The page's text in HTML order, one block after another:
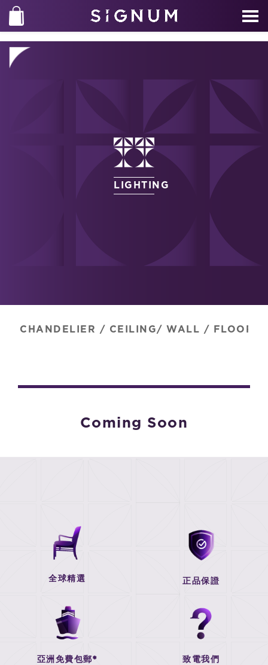
LIGHTING
CHANDELIER / CEILING/ WALL / FLOOR
Coming Soon
全球精選 正品保證
亞洲免費包郵* 致電我們